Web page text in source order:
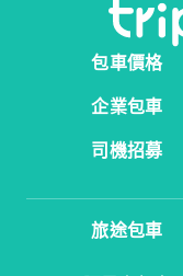
包車價格
企業包車
司機招募
旅途包車